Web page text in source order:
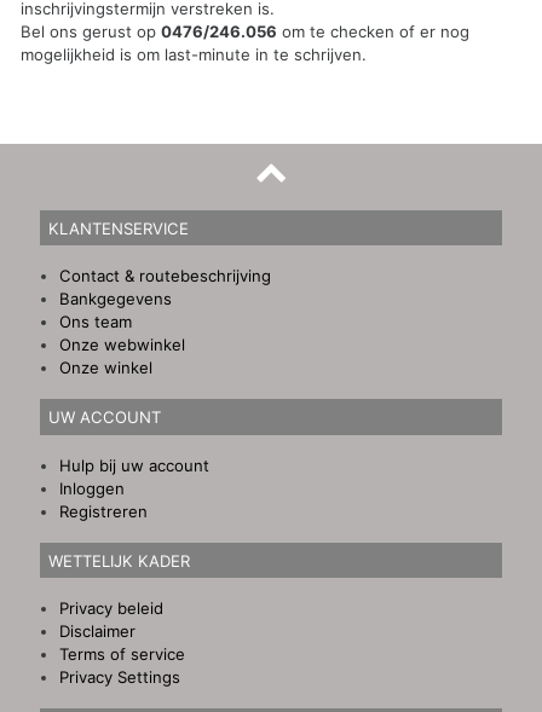
inschrijvingstermijn verstreken is.
Bel ons gerust op0476/246.056 om te checken of er nog
mogelijkheid is om last-minute in te schrijven.
KLANTENSERVICE
Contact & routebeschrijving
Bankgegevens
Ons team
Onze webwinkel
Onze winkel
UW ACCOUNT
Hulp bij uw account
Inloggen
Registreren
WETTELIJK KADER
Privacy beleid
Disclaimer
Terms of service
Privacy Settings